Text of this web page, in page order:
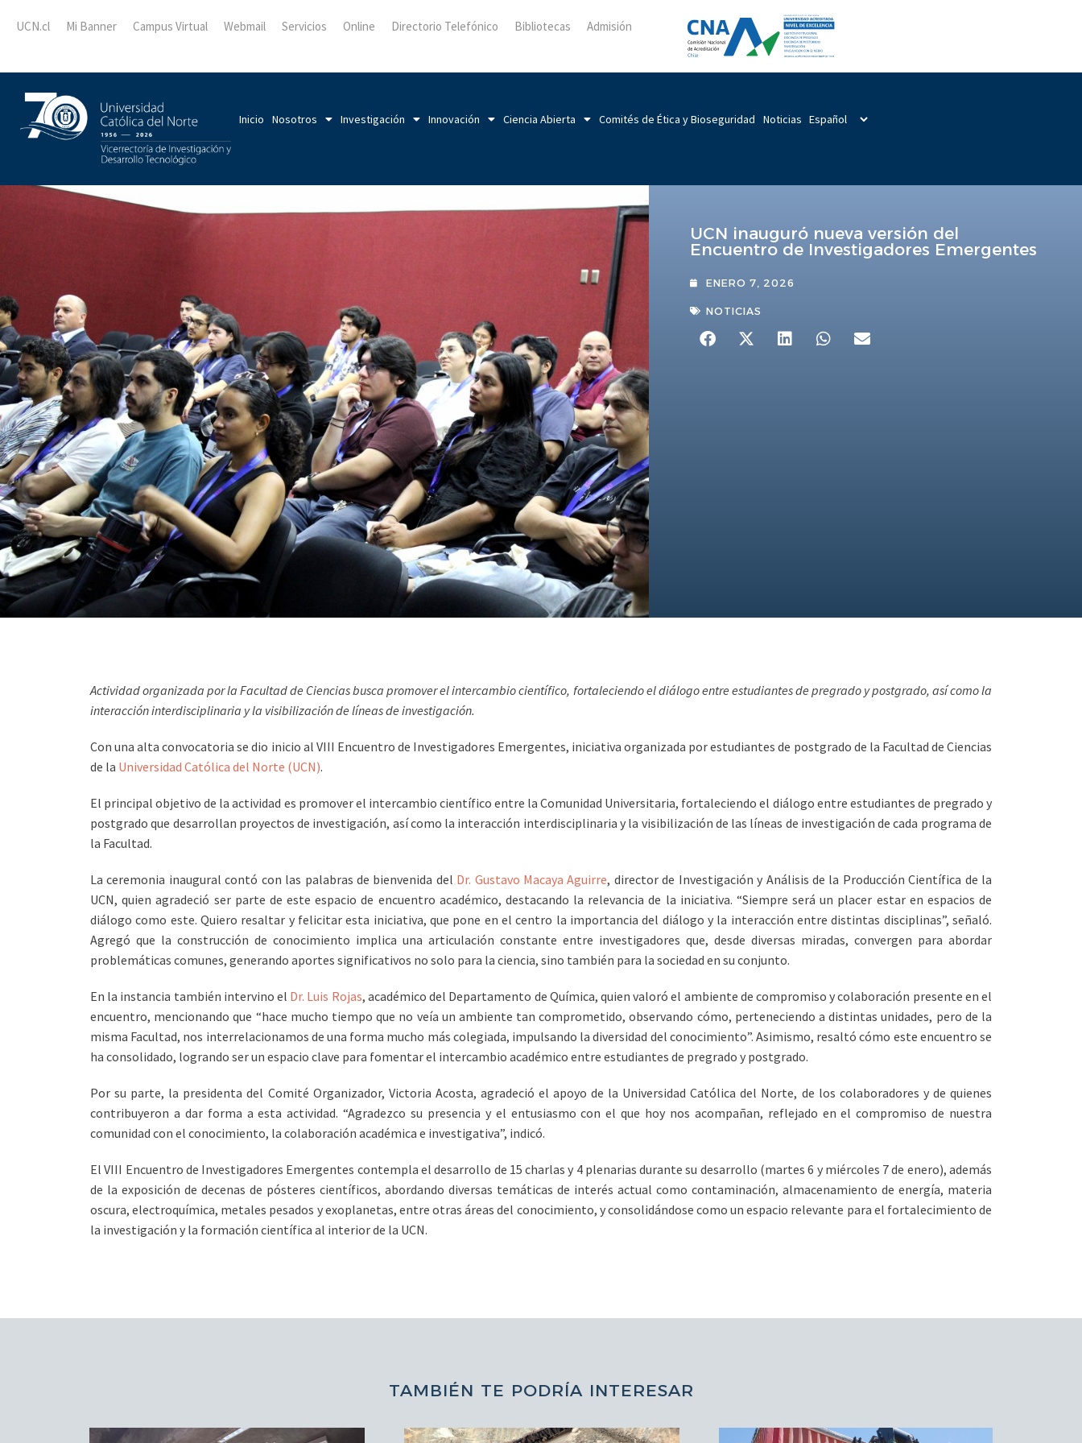
UCN.cl Mi Banner Campus Virtual Webmail Servicios Online Directorio Telefónico Bibliotecas Admisión
Inicio Nosotros Investigación Innovación Ciencia Abierta Comités de Ética y Bioseguridad Noticias
UCN inauguró nueva versión del
Encuentro de Investigadores Emergentes
ENERO 7, 2026
NOTICIAS
Actividad organizada por la Facultad de Ciencias busca promover el intercambio científico, fortaleciendo el diálogo entre estudiantes de pregrado y postgrado, así como la
interacción interdisciplinaria y la visibilización de líneas de investigación.
Con una alta convocatoria se dio inicio al VIII Encuentro de Investigadores Emergentes, iniciativa organizada por estudiantes de postgrado de la Facultad de Ciencias
de la Universidad Católica del Norte (UCN).
El principal objetivo de la actividad es promover el intercambio científico entre la Comunidad Universitaria, fortaleciendo el diálogo entre estudiantes de pregrado y
postgrado que desarrollan proyectos de investigación, así como la interacción interdisciplinaria y la visibilización de las líneas de investigación de cada programa de
la Facultad.
La ceremonia inaugural contó con las palabras de bienvenida del Dr. Gustavo Macaya Aguirre, director de Investigación y Análisis de la Producción Científica de la
UCN, quien agradeció ser parte de este espacio de encuentro académico, destacando la relevancia de la iniciativa. “Siempre será un placer estar en espacios de
diálogo como este. Quiero resaltar y felicitar esta iniciativa, que pone en el centro la importancia del diálogo y la interacción entre distintas disciplinas”, señaló.
Agregó que la construcción de conocimiento implica una articulación constante entre investigadores que, desde diversas miradas, convergen para abordar
problemáticas comunes, generando aportes significativos no solo para la ciencia, sino también para la sociedad en su conjunto.
En la instancia también intervino el Dr. Luis Rojas, académico del Departamento de Química, quien valoró el ambiente de compromiso y colaboración presente en el
encuentro, mencionando que “hace mucho tiempo que no veía un ambiente tan comprometido, observando cómo, perteneciendo a distintas unidades, pero de la
misma Facultad, nos interrelacionamos de una forma mucho más colegiada, impulsando la diversidad del conocimiento”. Asimismo, resaltó cómo este encuentro se
ha consolidado, logrando ser un espacio clave para fomentar el intercambio académico entre estudiantes de pregrado y postgrado.
Por su parte, la presidenta del Comité Organizador, Victoria Acosta, agradeció el apoyo de la Universidad Católica del Norte, de los colaboradores y de quienes
contribuyeron a dar forma a esta actividad. “Agradezco su presencia y el entusiasmo con el que hoy nos acompañan, reflejado en el compromiso de nuestra
comunidad con el conocimiento, la colaboración académica e investigativa”, indicó.
El VIII Encuentro de Investigadores Emergentes contempla el desarrollo de 15 charlas y 4 plenarias durante su desarrollo (martes 6 y miércoles 7 de enero), además
de la exposición de decenas de pósteres científicos, abordando diversas temáticas de interés actual como contaminación, almacenamiento de energía, materia
oscura, electroquímica, metales pesados y exoplanetas, entre otras áreas del conocimiento, y consolidándose como un espacio relevante para el fortalecimiento de
la investigación y la formación científica al interior de la UCN.
TAMBIÉN TE PODRÍA INTERESAR